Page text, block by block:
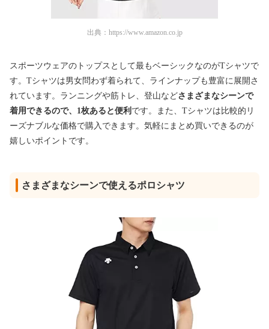
出典： https://www.amazon.co.jp
スポーツウェアのトップスとして最もベーシックなのがTシャツで
す。Tシャツは男女問わず着られて、ラインナップも豊富に展開さ
れています。ランニングや筋トレ、登山などさまざまなシーンで
着用できるので、1枚あると便利 です。また、Tシャツは比較的リ
ーズナブルな価格で購入できます。気軽にまとめ買いできるのが
嬉しいポイントです。
さまざまなシーンで使えるポロシャツ